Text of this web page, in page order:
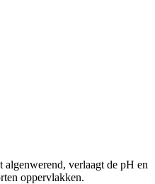
verlaagt de pH en
oppervlakken.